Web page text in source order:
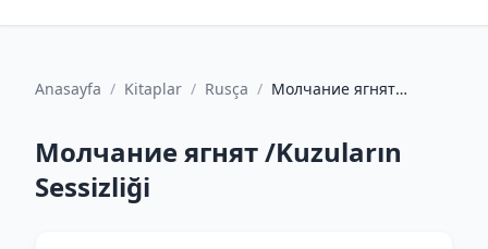
Anasayfa / Kitaplar / Rusça / Молчание ягнят
Молчание ягнят /Kuzuların
Sessizliği